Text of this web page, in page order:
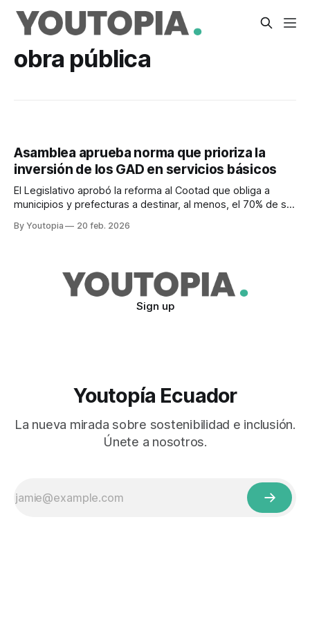
obra pública
Asamblea aprueba norma que prioriza la
inversión de los GAD en servicios básicos
El Legislativo aprobó la reforma al Cootad que obliga a
municipios y prefecturas a destinar, al menos, el 70% de su
By Youtopia 20 feb. 2026
Sign up
Youtopía Ecuador
La nueva mirada sobre sostenibilidad e inclusión.
Únete a nosotros.